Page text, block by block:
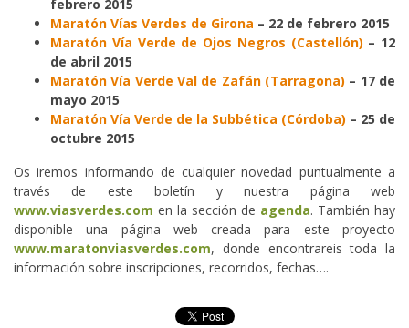
febrero 2015
Maratón Vías Verdes de Girona – 22 de febrero 2015
Maratón Vía Verde de Ojos Negros (Castellón) – 12
de abril 2015
Maratón Vía Verde Val de Zafán (Tarragona) – 17 de
mayo 2015
Maratón Vía Verde de la Subbética (Córdoba) – 25 de
octubre 2015
Os iremos informando de cualquier novedad puntualmente a
través de este boletín y nuestra página web
www.viasverdes.com en la sección de agenda. También hay
disponible una página web creada para este proyecto
www.maratonviasverdes.com, donde encontrareis toda la
información sobre inscripciones, recorridos, fechas….